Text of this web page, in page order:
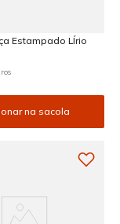
Estampado LÍrio
na sacola